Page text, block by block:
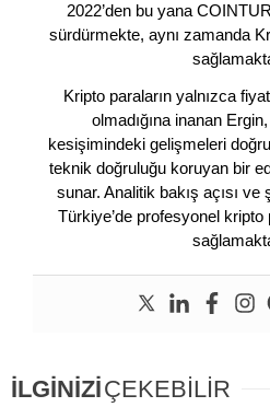
2022’den bu yana
sürdürmekte, aynı zamanda
Kripto paraların yalnızca
olmadığına inanan
kesişimindeki gelişmeleri
teknik doğruluğu koruyan bir
sunar. Analitik bakış açısı ve
Türkiye’de profesyonel kripto
İLGİNİZİÇEKEBİLİR